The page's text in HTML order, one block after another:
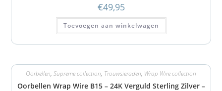
€49,95
Toevoegen aan winkelwagen
Oorbellen, Supreme collection, Trouwsieraden, Wrap Wire collection
Oorbellen Wrap Wire B15 – 24K Verguld Sterling Zilver –